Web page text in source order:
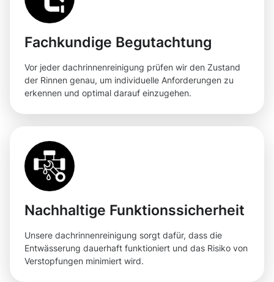
Fachkundige Begutachtung
Vor jeder dachrinnenreinigung prüfen wir den Zustand
der Rinnen genau, um individuelle Anforderungen zu
erkennen und optimal darauf einzugehen.
Nachhaltige Funktionssicherheit
Unsere dachrinnenreinigung sorgt dafür, dass die
Entwässerung dauerhaft funktioniert und das Risiko von
Verstopfungen minimiert wird.